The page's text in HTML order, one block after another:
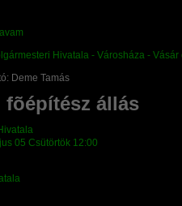
Deme Tamás
állás
05 Csütörtök 12:00